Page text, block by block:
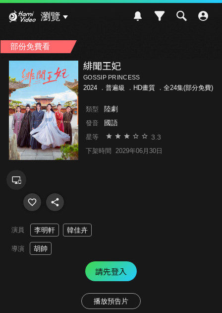
瀏覽
部份免費看
緋聞王妃
GOSSIP PRINCESS
2024 ． 普遍級 ．HD畫質 ．全24集(部分免費)
類型 陸劇
發音 國語
星等 3.3
下架時間 2029年06月30日
演員 李明軒 韓佳卉
導演 胡帥
請先登入
播放預告片